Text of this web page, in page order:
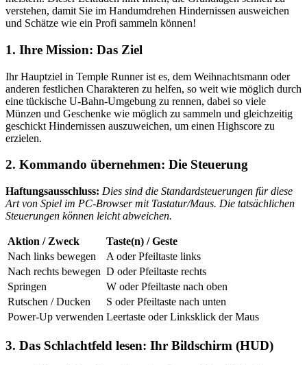
verstehen, damit Sie im Handumdrehen Hindernissen ausweichen
und Schätze wie ein Profi sammeln können!
1. Ihre Mission: Das Ziel
Ihr Hauptziel in Temple Runner ist es, dem Weihnachtsmann oder
anderen festlichen Charakteren zu helfen, so weit wie möglich durch
eine tückische U-Bahn-Umgebung zu rennen, dabei so viele
Münzen und Geschenke wie möglich zu sammeln und gleichzeitig
geschickt Hindernissen auszuweichen, um einen Highscore zu
erzielen.
2. Kommando übernehmen: Die Steuerung
Haftungsausschluss: Dies sind die Standardsteuerungen für diese
Art von Spiel im PC-Browser mit Tastatur/Maus. Die tatsächlichen
Steuerungen können leicht abweichen.
Aktion / Zweck
Taste(n) / Geste
Nach links bewegen
A oder Pfeiltaste links
Nach rechts bewegen D oder Pfeiltaste rechts
Springen
W oder Pfeiltaste nach oben
Rutschen / Ducken
S oder Pfeiltaste nach unten
Power-Up verwenden Leertaste oder Linksklick der Maus
3. Das Schlachtfeld lesen: Ihr Bildschirm (HUD)